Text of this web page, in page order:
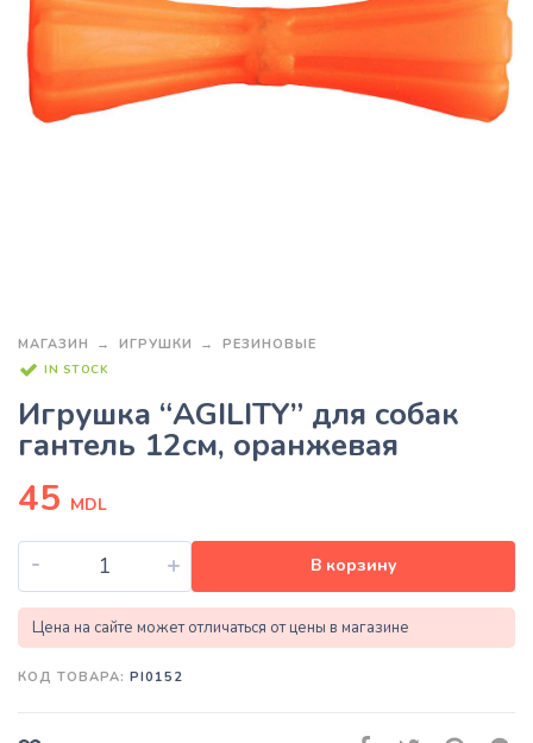
МАГАЗИН ИГРУШКИ РЕЗИНОВЫЕ
IN STOCK
Игрушка “AGILITY” для собак
гантель 12см, оранжевая
45 MDL
- + В корзину
Цена на сайте может отличаться от цены в магазине
КОД ТОВАРА: PI0152